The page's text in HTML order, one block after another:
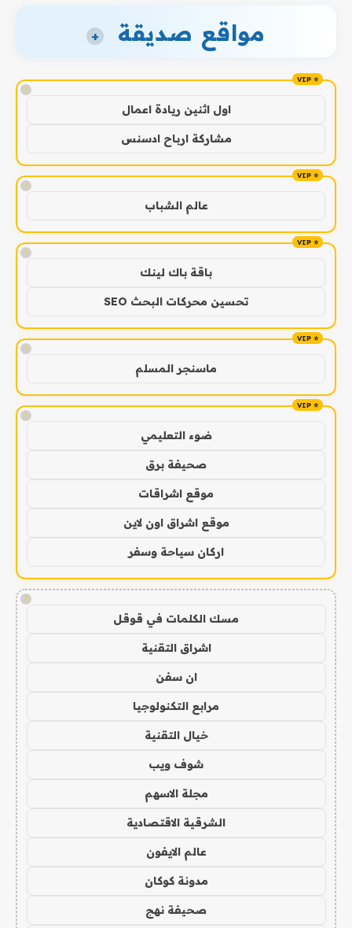
مواقع صديقة +
!
اول اثنين ريادة اعمال
مشاركة ارباح ادسنس
!
عالم الشباب
!
باقة باك لينك
تحسين محركات البحث SEO
!
ماسنجر المسلم
!
ضوء التعليمي
صحيفة برق
موقع اشراقات
موقع اشراق اون لاين
اركان سياحة وسفر
!
مسك الكلمات في قوقل
اشراق التقنية
ان سفن
مرابع التكنولوجيا
خيال التقنية
شوف ويب
مجلة الاسهم
الشرقية الاقتصادية
عالم الايفون
مدونة كوكان
صحيفة نهج